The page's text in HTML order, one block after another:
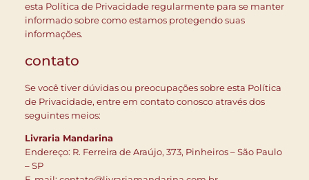
esta Política de Privacidade regularmente para se manter
informado sobre como estamos protegendo suas
informações.
contato
Se você tiver dúvidas ou preocupações sobre esta Política
de Privacidade, entre em contato conosco através dos
seguintes meios:
Livraria Mandarina
Endereço: R. Ferreira de Araújo, 373, Pinheiros – São Paulo
– SP